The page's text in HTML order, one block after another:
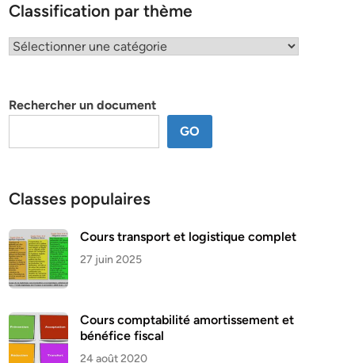
Classification par thème
Classification
Rechercher un document
GO
Classes populaires
Cours transport et logistique complet
27 juin 2025
Cours comptabilité amortissement et
bénéfice fiscal
24 août 2020